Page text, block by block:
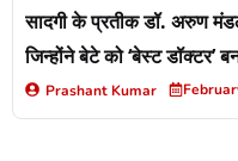
सादगी के प्रतीक डॉ. अरुण
जिन्होंने बेटे को ‘बेस्ट डॉक्टर’
Prashant Kumar